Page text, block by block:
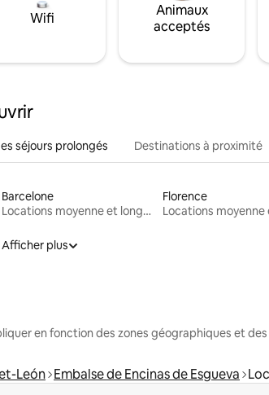
Wifi
Animaux
acceptés
séjours prolongés Destinations à proximité
Barcelone
Locations moyenne et longue durée
Florence
Afficher plus
en fonction des zones géographiques et
León Embalse de Encinas de Esgueva